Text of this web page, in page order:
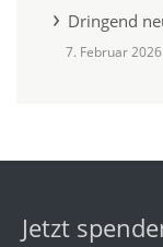
Dringend
7. Februar 2026
Jetzt